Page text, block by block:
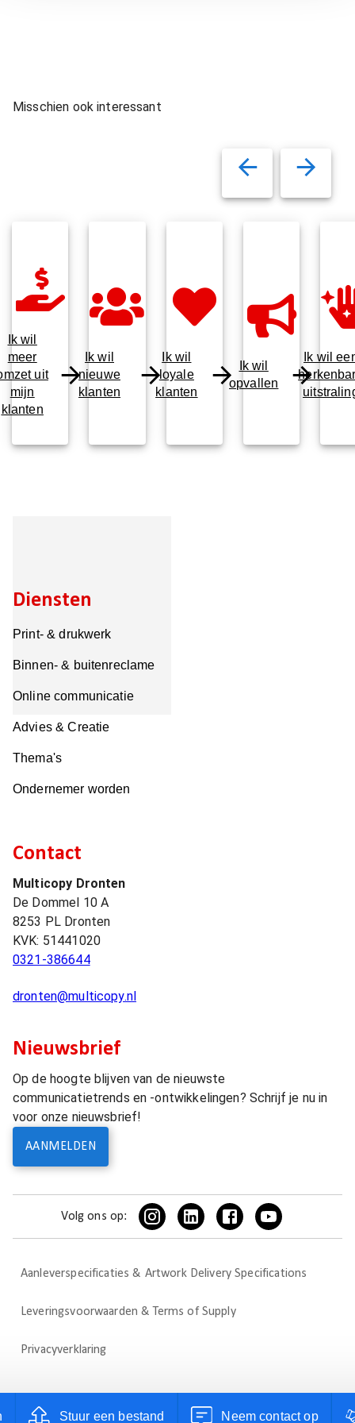
Stuur een bestand Neem contact op
Misschien ook interessant
Ik wil
meer
uit
mijn
klanten
Ik wil
nieuwe
klanten
Ik wil
loyale
klanten
Ik wil
opvallen
Ik wil
Diensten
Print- & drukwerk
Binnen- & buitenreclame
Online communicatie
Advies & Creatie
Thema's
Ondernemer worden
Contact
Multicopy Dronten
De Dommel 10 A
8253 PL Dronten
KVK: 51441020
0321-386644
dronten@multicopy.nl
Nieuwsbrief
Op de hoogte blijven van de nieuwste
communicatietrends en -ontwikkelingen? Schrijf je nu in
voor onze nieuwsbrief!
AANMELDEN
Volg ons op:
Aanleverspecificaties & Artwork Delivery Specifications
Leveringsvoorwaarden & Terms of Supply
Privacyverklaring